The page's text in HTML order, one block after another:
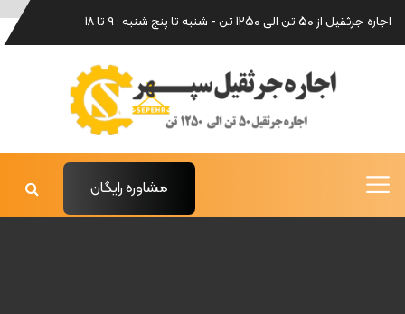
اجاره جرثقیل از 50 تن الی 1250 تن - شنبه تا پنج شنبه : 9 تا 18
مشاوره رایگان